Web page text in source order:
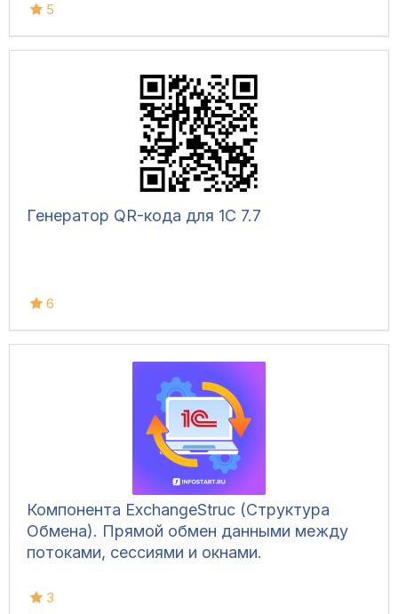
5
Генератор QR-кода для 1С 7.7
6
Компонента ExchangeStruc (Структура
Обмена). Прямой обмен данными между
потоками, сессиями и окнами.
3